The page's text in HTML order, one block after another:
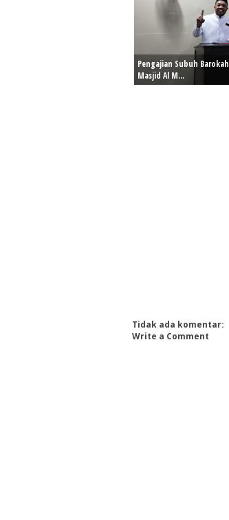
Pengajian Subuh Barokah
Masjid Al M...
Tidak ada komentar:
Write a Comment